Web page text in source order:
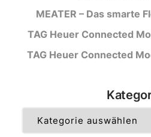
MEATER – Das smarte
TAG Heuer Connected
TAG Heuer Connected